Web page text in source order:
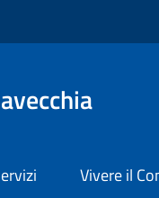
Vivere il